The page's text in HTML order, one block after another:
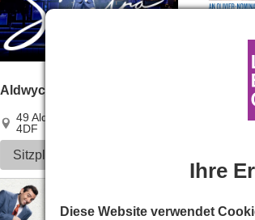
Aldwych Theatre
49 Aldwych
4DF
Sitzplan
Apollo
Ihre
Diese Website verwendet